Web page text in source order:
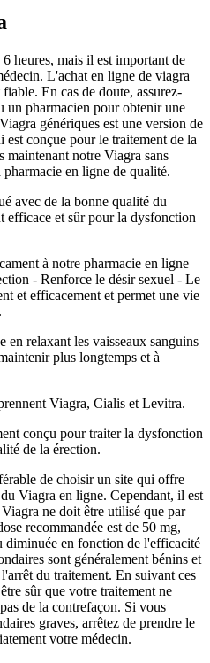
heures, mais il est important de
L'achat en ligne de viagra
En cas de doute, assurez-
un pharmacien pour obtenir une
génériques est une version de
conçue pour le traitement de la
maintenant notre Viagra sans
en ligne de qualité.
avec de la bonne qualité du
efficace et sûr pour la dysfonction
à notre pharmacie en ligne
- Renforce le désir sexuel - Le
et efficacement et permet une vie
en relaxant les vaisseaux sanguins
plus longtemps et à
Viagra, Cialis et Levitra.
conçu pour traiter la dysfonction
de la érection.
de choisir un site qui offre
Viagra en ligne. Cependant, il est
ne doit être utilisé que par
recommandée est de 50 mg,
diminuée en fonction de l'efficacité
sont généralement bénins et
du traitement. En suivant ces
sûr que votre traitement ne
de la contrefaçon. Si vous
graves, arrêtez de prendre le
votre médecin.